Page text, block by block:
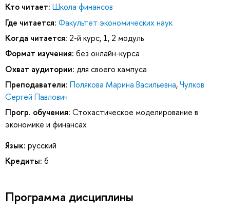
Кто читает: Школа финансов
Где читается: Факультет экономических наук
Когда читается: 2-й курс, 1, 2 модуль
Формат изучения: без онлайн-курса
Охват аудитории: для своего кампуса
Преподаватели: Полякова Марина Васильевна,Чулков
Сергей Павлович
Прогр. обучения: Стохастическое моделирование в
экономике и финансах
Язык: русский
Кредиты: 6
Программа дисциплины